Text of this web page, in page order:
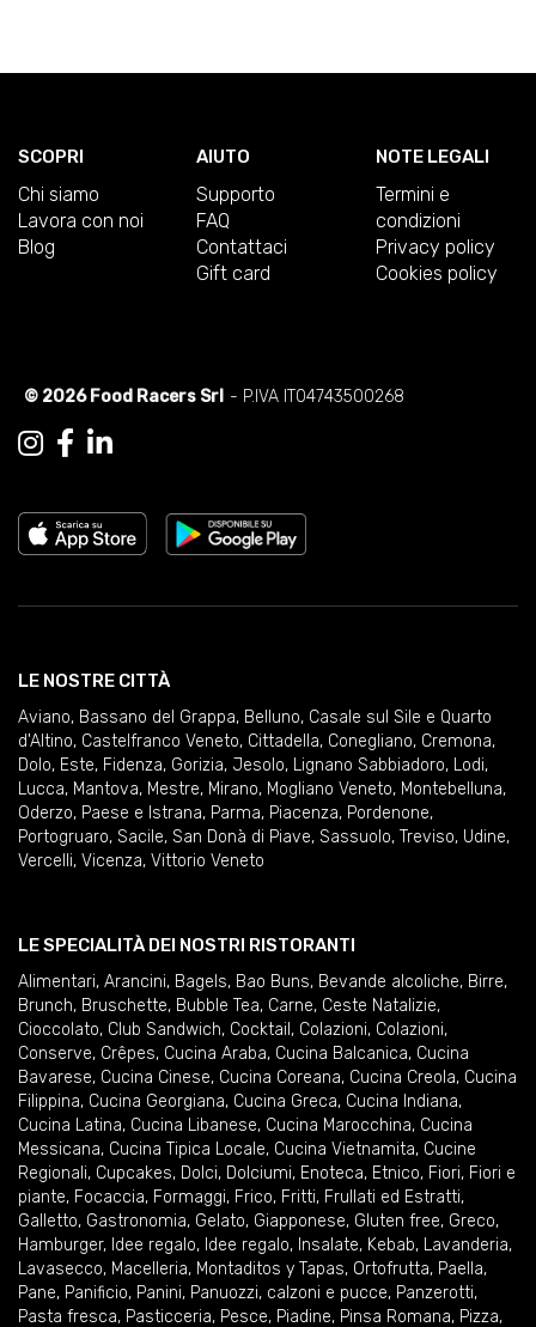
SCOPRI
Chi siamo
Lavora con noi
Blog
AIUTO
Supporto
FAQ
Contattaci
Gift card
NOTE LEGALI
Termini e
condizioni
Privacy policy
Cookies policy
© 2026 Food Racers Srl - P.IVA IT04743500268
LE NOSTRE CITTÀ
Aviano, Bassano del Grappa, Belluno, Casale sul Sile e Quarto
d'Altino, Castelfranco Veneto, Cittadella, Conegliano, Cremona,
Dolo, Este, Fidenza, Gorizia, Jesolo, Lignano Sabbiadoro, Lodi,
Lucca, Mantova, Mestre, Mirano, Mogliano Veneto, Montebelluna,
Oderzo, Paese e Istrana, Parma, Piacenza, Pordenone,
Portogruaro, Sacile, San Donà di Piave, Sassuolo, Treviso, Udine,
Vercelli, Vicenza, Vittorio Veneto
LE SPECIALITÀ DEI NOSTRI RISTORANTI
Alimentari, Arancini, Bagels, Bao Buns, Bevande alcoliche, Birre,
Brunch, Bruschette, Bubble Tea, Carne, Ceste Natalizie,
Cioccolato, Club Sandwich, Cocktail , Colazioni, Colazioni,
Conserve, Crêpes, Cucina Araba, Cucina Balcanica, Cucina
Bavarese, Cucina Cinese, Cucina Coreana, Cucina Creola, Cucina
Filippina, Cucina Georgiana, Cucina Greca, Cucina Indiana,
Cucina Latina, Cucina Libanese, Cucina Marocchina, Cucina
Messicana, Cucina Tipica Locale, Cucina Vietnamita, Cucine
Regionali, Cupcakes, Dolci, Dolciumi, Enoteca, Etnico, Fiori, Fiori e
piante, Focaccia, Formaggi, Frico, Fritti, Frullati ed Estratti,
Galletto, Gastronomia, Gelato, Giapponese, Gluten free, Greco,
Hamburger, Idee regalo, Idee regalo, Insalate, Kebab, Lavanderia,
Lavasecco, Macelleria, Montaditos y Tapas, Ortofrutta, Paella,
Pane, Panificio, Panini, Panuozzi, calzoni e pucce, Panzerotti,
Pasta fresca, Pasticceria, Pesce, Piadine, Pinsa Romana, Pizza,